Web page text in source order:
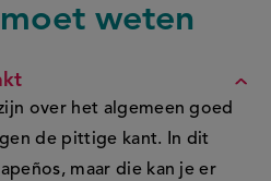
this
weten
over het algemeen goed
de pittige kant. In dit
maar die kan je er